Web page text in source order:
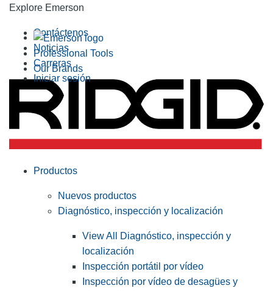
Explore Emerson
Professional Tools
Our Brands
Contáctenos
Noticias
Carreras
Iniciar sesión
Productos
Nuevos productos
Diagnóstico, inspección y localización
View All Diagnóstico, inspección y
localización
Inspección portátil por vídeo
Inspección por vídeo de desagües y